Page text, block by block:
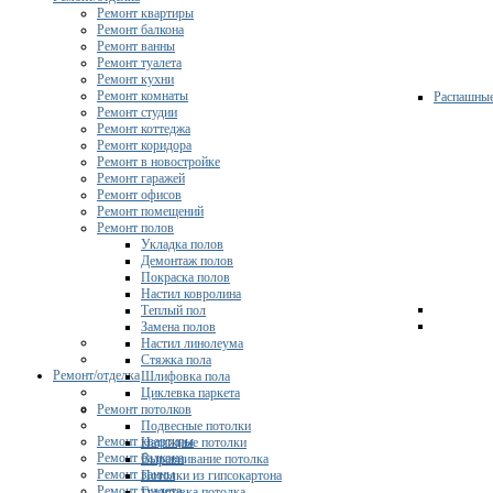
Ремонт/отделка
Ремонт квартиры
Ремонт балкона
Ремонт ванны
Ремонт квартиры
Ремонт балкона
Ремонт ванны
Ремонт туалета
Ремонт кухни
Ремонт комнаты
Ремонт студии
Ремонт коттеджа
Ремонт коридора
Ремонт в новостройке
Ремонт гаражей
Ремонт офисов
Ремонт помещений
Ремонт полов
Укладка полов
Демонтаж полов
Покраска полов
Настил ковролина
Теплый пол
Замена полов
Настил линолеума
Стяжка пола
Шлифовка пола
Циклевка паркета
Ремонт потолков
Подвесные потолки
Натяжные потолки
Выравнивание потолка
Потолки из гипсокартона